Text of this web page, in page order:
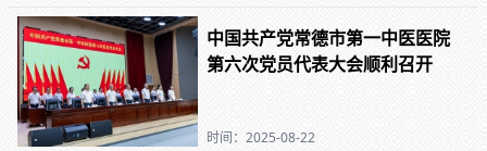
中国共产党常德市第一中医医院
第六次党员代表大会顺利召开
时间：2025-08-22